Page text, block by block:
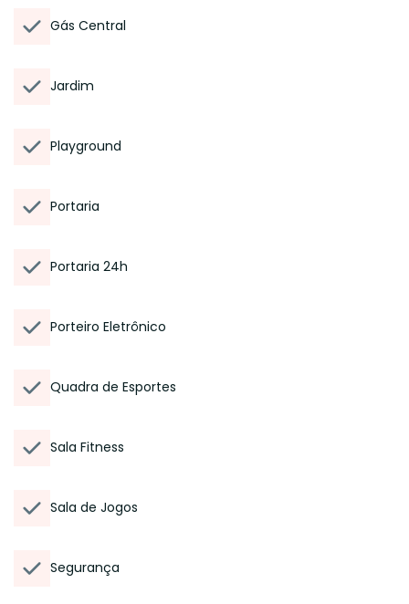
Gás Central
Jardim
Playground
Portaria
Portaria 24h
Porteiro Eletrônico
Quadra de Esportes
Sala Fitness
Sala de Jogos
Segurança